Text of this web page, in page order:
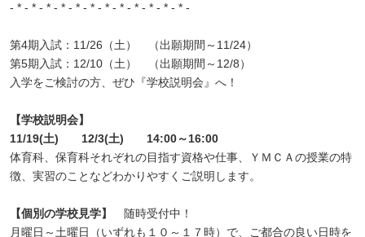
- * - * - * - * - * - * - * - * - * - * - * - * -
第4期入試：11/26（土） （出願期間～11/24）
第5期入試：12/10（土） （出願期間～12/8）
入学をご検討の方、ぜひ『学校説明会』へ！
【学校説明会】
11/19(土) 12/3(土) 14:00～16:00
体育科、保育科それぞれの目指す資格や仕事、ＹＭＣＡの授業の特
徴、実習のことなどわかりやすくご説明します。
【個別の学校見学】
随時受付中！
月曜日～土曜日（いずれも１０～１７時）で、ご都合の良い日時を